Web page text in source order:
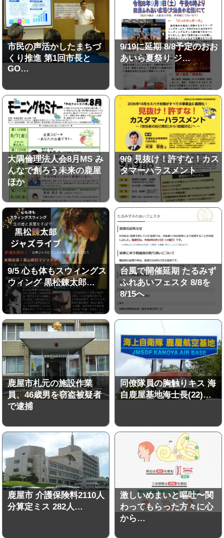
市民の声活かしたまちづ
くり推進 第1回市長と
GO…
9/19に延期 8/8予定のおお
あいら夏祭り ジ…
大隅倫理法人会8月MS み
んなで創ろう未来の鹿屋
ほか
9/9 見抜け！許すな！カス
タマーハラスメント
9/5 心も体もスウィングス
ウィング 黒松錬太郎…
台風で開催延期 たるみず
ふれあいフェスタ 8/8を
8/15へ
鹿屋市札元の施設作業
員、46歳男を窃盗被疑者
で逮捕
同僚隊員の胸触りキス 海
自鹿屋基地海士長(22)…
鹿屋市 介護保険料2110人
分算定ミス 282人…
激しいめまいと嘔吐〜関
わってもらった方々に心
から…